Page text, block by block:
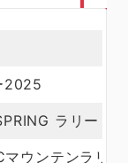
2025
ラリー
マウンテンラリ